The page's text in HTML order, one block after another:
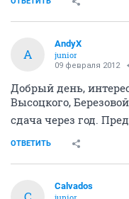
A
AndyX
junior
09 февраля 2012
Добрый день,
Высоцкого,
сдача через год.
ОТВЕТИТЬ
Calvados